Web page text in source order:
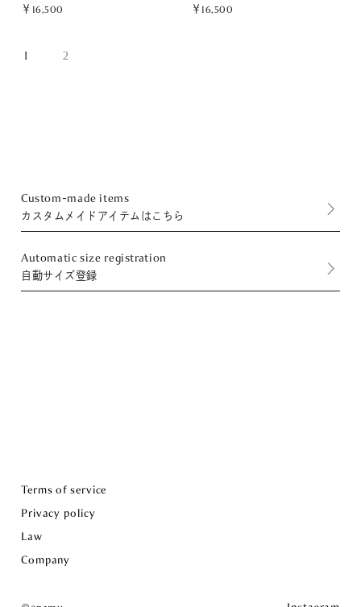
￥16,500 ￥16,500
1 2
Custom-made items
カスタムメイドアイテムはこちら
Automatic size registration
自動サイズ登録
Terms of service
Privacy policy
Law
Company